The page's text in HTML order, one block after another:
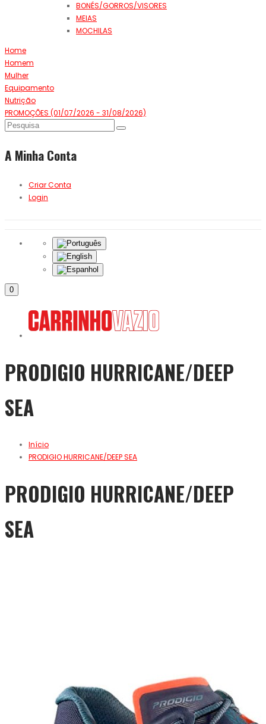
BONÉS/GORROS/VISORES
MEIAS
MOCHILAS
Home
Homem
Mulher
Equipamento
Nutrição
PROMOÇÕES (01/07/2026 - 31/08/2026)
A Minha Conta
Criar Conta
Login
0
PRODIGIO HURRICANE/DEEP
SEA
Início
PRODIGIO HURRICANE/DEEP SEA
PRODIGIO HURRICANE/DEEP
SEA